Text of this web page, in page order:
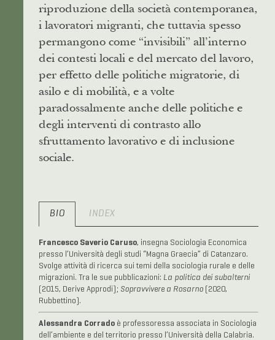
riproduzione della società contemporanea,
i lavoratori migranti, che tuttavia spesso
permangono come “invisibili” all’interno
dei contesti locali e del mercato del lavoro,
per effetto delle politiche migratorie, di
asilo e di mobilità, e a volte
paradossalmente anche delle politiche e
degli interventi di contrasto allo
sfruttamento lavorativo e di inclusione
sociale.
BIO INDEX
Francesco Saverio Caruso, insegna Sociologia Economica
presso l’Università degli studi “Magna Graecia” di Catanzaro.
Svolge attività di ricerca sui temi della sociologia rurale e delle
migrazioni. Tra le sue pubblicazioni: La politica dei subalterni
(2015, Derive Approdi); Sopravvivere a Rosarno(2020,
Rubbettino).
Alessandra Corradoè professoressa associata in Sociologia
dell’ambiente e del territorio presso l’Università della Calabria.